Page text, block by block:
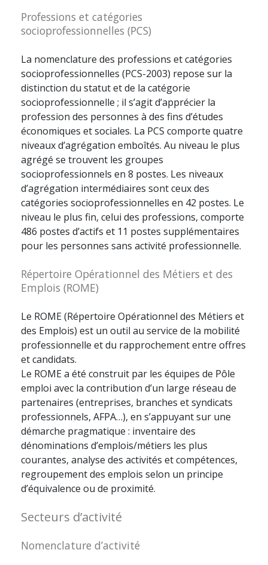
Professions et catégories
socioprofessionnelles (PCS)
La nomenclature des professions et catégories
socioprofessionnelles (PCS-2003) repose sur la
distinction du statut et de la catégorie
socioprofessionnelle ; il s’agit d’apprécier la
profession des personnes à des fins d’études
économiques et sociales. La PCS comporte quatre
niveaux d’agrégation emboîtés. Au niveau le plus
agrégé se trouvent les groupes
socioprofessionnels en 8 postes. Les niveaux
d’agrégation intermédiaires sont ceux des
catégories socioprofessionnelles en 42 postes. Le
niveau le plus fin, celui des professions, comporte
486 postes d’actifs et 11 postes supplémentaires
pour les personnes sans activité professionnelle.
Répertoire Opérationnel des Métiers et des
Emplois (ROME)
Le ROME (Répertoire Opérationnel des Métiers et
des Emplois) est un outil au service de la mobilité
professionnelle et du rapprochement entre offres
et candidats.
Le ROME a été construit par les équipes de Pôle
emploi avec la contribution d’un large réseau de
partenaires (entreprises, branches et syndicats
professionnels, AFPA…), en s’appuyant sur une
démarche pragmatique : inventaire des
dénominations d’emplois/métiers les plus
courantes, analyse des activités et compétences,
regroupement des emplois selon un principe
d’équivalence ou de proximité.
Secteurs d’activité
Nomenclature d’activité